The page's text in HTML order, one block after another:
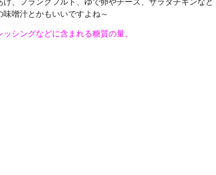
噌汁とかもいいですよね～
シングなどに含まれる糖質の量。